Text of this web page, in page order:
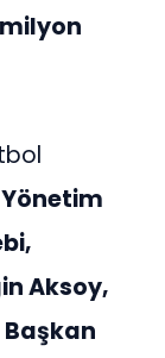
Aksoy,